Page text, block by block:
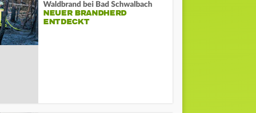
Waldbrand bei Bad Schwalbach
NEUER BRANDHERD
ENTDECKT